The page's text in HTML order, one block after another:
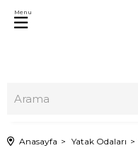
Menu
Anasayfa Yatak Odaları